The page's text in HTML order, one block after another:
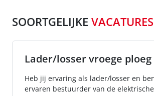
SOORTGELIJKE VACATURES
Lader/losser vroege ploeg
Heb jij ervaring als lader/losser en
ervaren bestuurder van de